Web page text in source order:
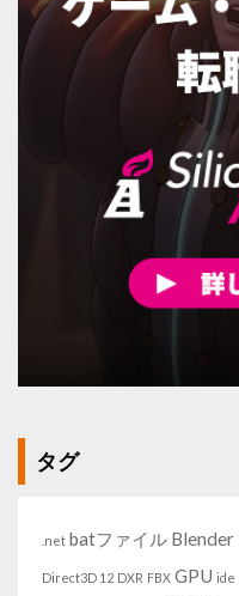
タグ
.net batファイル Blender
Direct3D 12 DXR FBX GPU ide